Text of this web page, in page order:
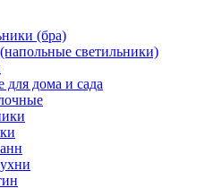
(бра)
светильники)
для дома и сада